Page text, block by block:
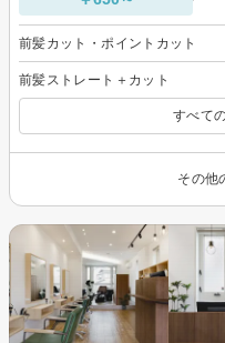
前髪カット・ポイントカット
前髪ストレート＋カット
すべて
その他